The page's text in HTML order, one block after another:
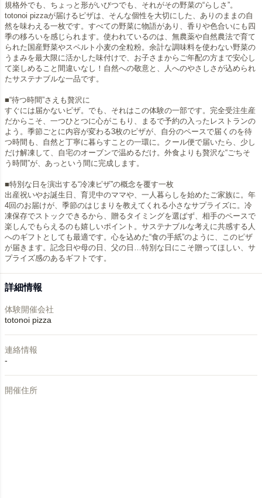
規格外でも、ちょっと形がいびつでも、それがその野菜の“らしさ”。
totonoi pizzaが届けるピザは、そんな個性を大切にした、ありのままの自
然を味わえる一枚です。すべての野菜に物語があり、香りや色合いにも四
季の移ろいを感じられます。使われているのは、無農薬や自然農法で育て
られた国産野菜やスペルト小麦の全粒粉。余計な調味料を使わない野菜の
うまみを最大限に活かした味付けで、お子さまからご年配の方まで安心し
て楽しめること間違いなし！自然への敬意と、人へのやさしさが込められ
たサステナブルな一品です。
■“待つ時間”さえも贅沢に
すぐには届かないピザ。でも、それはこの体験の一部です。完全受注生産
だからこそ、一つひとつに心がこもり、まるで予約の入ったレストランの
よう。季節ごとに内容が変わる3枚のピザが、自分のペースで届くのを待
つ時間も、自然と丁寧に暮らすことの一環に。クール便で届いたら、少し
だけ解凍して、自宅のオーブンで温めるだけ。外食よりも贅沢な“ごちそ
う時間”が、あっという間に完成します。
■特別な日を演出する“冷凍ピザ”の概念を覆す一枚
出産祝いやお誕生日、育児中のママや、一人暮らしを始めたご家族に。年
4回のお届けが、季節のはじまりを教えてくれる小さなサプライズに。冷
凍保存でストックできるから、贈るタイミングを選ばず、相手のペースで
楽しんでもらえるのも嬉しいポイント。サステナブルな考えに共感する人
へのギフトとしても最適です。心を込めた“食の手紙”のように、このピザ
が届きます。記念日や母の日、父の日…特別な日にこそ贈ってほしい、サ
プライズ感のあるギフトです。
詳細情報
体験開催会社
totonoi pizza
連絡情報
-
開催住所